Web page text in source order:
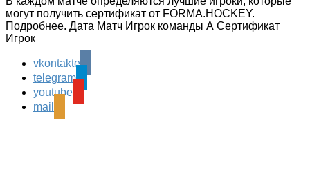
могут получить сертификат от FORMA.HOCKEY.
Подробнее. Дата Матч Игрок команды А Сертификат
Игрок
vkontakte
telegram
youtube
mail